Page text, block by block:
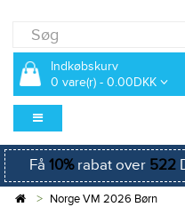
Indkøbskurv
0 vare(r) - 0.00DKK
Få 10%rabat over 522
Norge VM 2026 Børn